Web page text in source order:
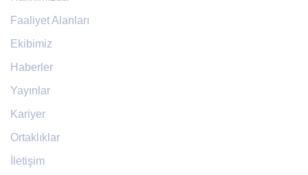
Faaliyet Alanları
Ekibimiz
Haberler
Yayınlar
Kariyer
Ortaklıklar
İletişim